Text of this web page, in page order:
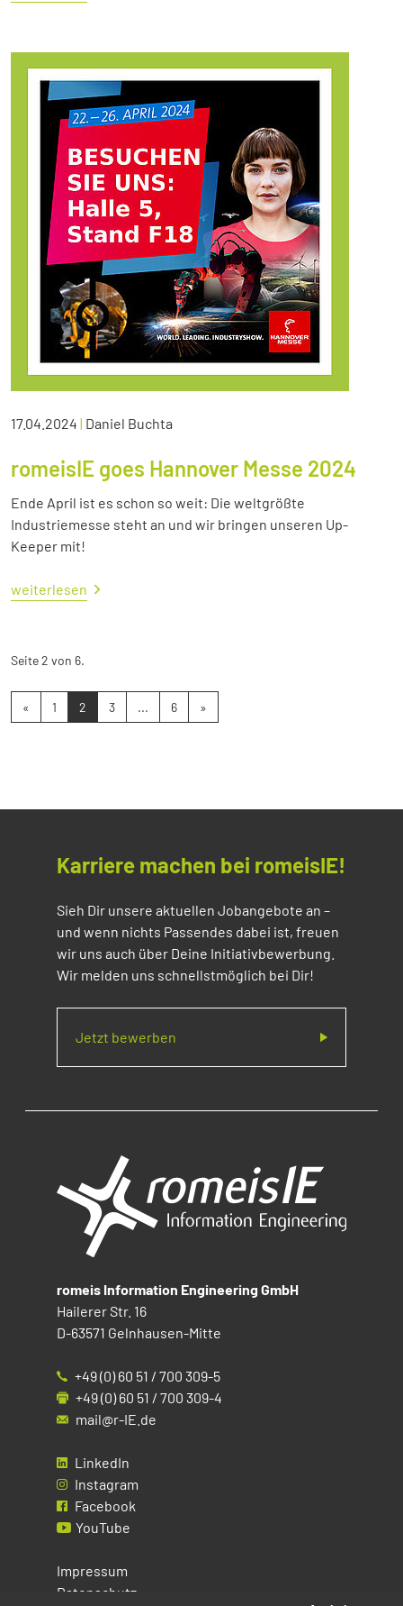
17.04.2024 | Daniel Buchta
romeisIE goes Hannover Messe 2024
Ende April ist es schon so weit: Die weltgrößte
Industriemesse steht an und wir bringen unseren Up-
Keeper mit!
weiterlesen
Seite 2 von 6.
« 1 2 3 ... 6 »
Karriere machen bei romeisIE!
Sieh Dir unsere aktuellen Jobangebote an –
und wenn nichts Passendes dabei ist, freuen
wir uns auch über Deine Initiativbewerbung.
Wir melden uns schnellstmöglich bei Dir!
Jetzt bewerben
romeis Information Engineering GmbH
Hailerer Str. 16
D-63571 Gelnhausen-Mitte
+49 (0) 60 51 / 700 309-5
+49 (0) 60 51 / 700 309-4
mail@r-IE.de
LinkedIn
Instagram
Facebook
YouTube
Impressum
Datenschutz